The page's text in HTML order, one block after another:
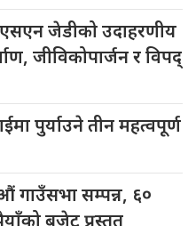
एसएन जेडीको उदाहरणीय
जीविकोपार्जन र विपद्
पुर्याउने तीन महत्वपूर्ण
गाउँसभा सम्पन्न, ६०
बजेट प्रस्तुत